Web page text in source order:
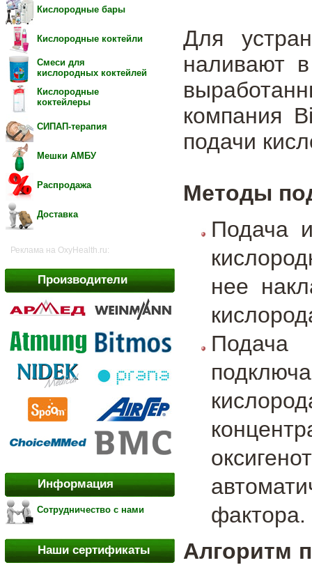
Кислородные бары
Кислородные коктейли
Смеси для
кислородных коктейлей
Кислородные
коктейлеры
СИПАП-терапия
Мешки АМБУ
Распродажа
Доставка
Реклама на OxyHealth.ru:
Производители
Информация
Сотрудничество с нами
Наши сертификаты
Для
наливают
компания
подачи
Методы
Подача
нее
Подача
фактора.
Алгоритм